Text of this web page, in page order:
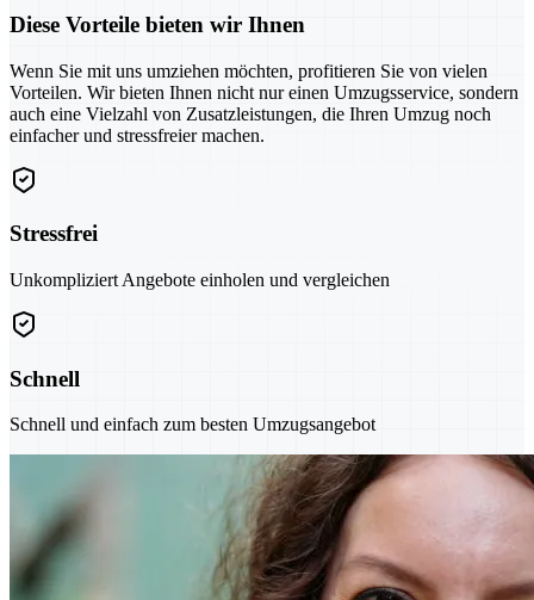
Diese Vorteile bieten wir Ihnen
Wenn Sie mit uns umziehen möchten, profitieren Sie von vielen
Vorteilen. Wir bieten Ihnen nicht nur einen Umzugsservice, sondern
auch eine Vielzahl von Zusatzleistungen, die Ihren Umzug noch
einfacher und stressfreier machen.
Stressfrei
Unkompliziert Angebote einholen und vergleichen
Schnell
Schnell und einfach zum besten Umzugsangebot